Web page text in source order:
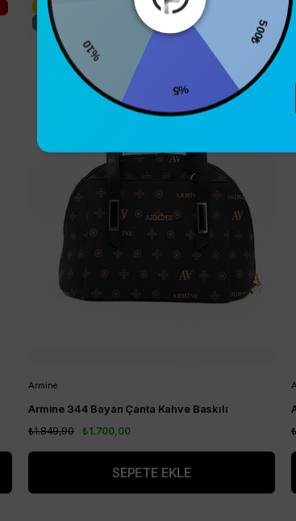
Armine
Armine 344 Bayan Çanta Kahve Baskılı
₺1.700,00
₺1.849,90
SEPETE EKLE
İNDIRIM
ÜCRETSIZ KARGO